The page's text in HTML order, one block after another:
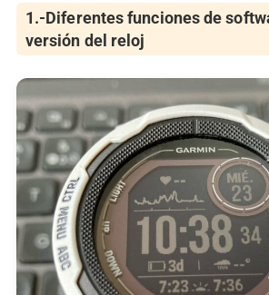
1.-Diferentes funciones de
versión del reloj